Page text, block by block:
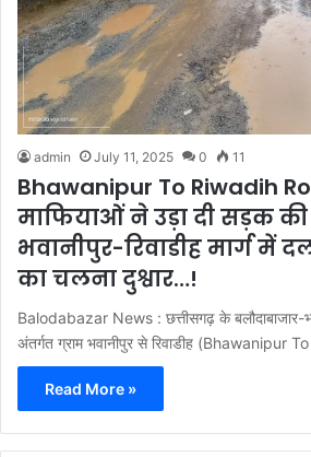
admin July 11, 2025 0 11
Bhawanipur To Riwadih
माफियाओं ने उड़ा दी सड़क की
भवानीपुर-रिवाडीह मार्ग में
का चलना दुश्वार…!
Balodabazar News : छत्तीसगढ़ के बलौदाबाजार-
अंतर्गत ग्राम भवानीपुर से रिवाडीह
Read More »